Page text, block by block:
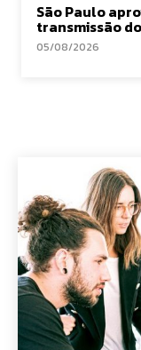
São Paulo
transmissão
05/08/2026